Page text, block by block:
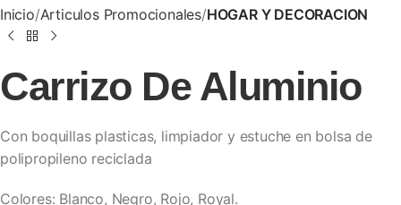
Inicio Articulos Promocionales HOGAR Y DECORACION
Carrizo De Aluminio
Con boquillas plasticas, limpiador y estuche en bolsa de
polipropileno reciclada
Colores: Blanco, Negro, Rojo, Royal.